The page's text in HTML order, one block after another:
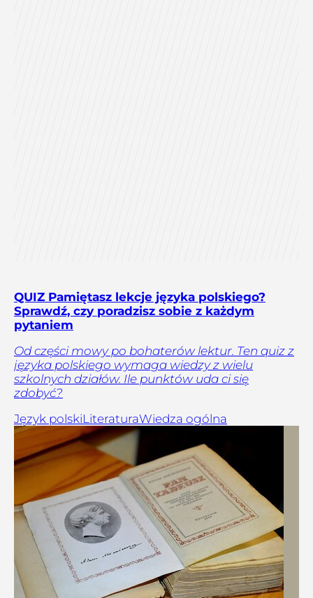
QUIZ Pamiętasz lekcje języka polskiego?
Sprawdź, czy poradzisz sobie z każdym
pytaniem
Od części mowy po bohaterów lektur. Ten quiz z
języka polskiego wymaga wiedzy z wielu
szkolnych działów. Ile punktów uda ci się
zdobyć?
Język polskiLiteraturaWiedza ogólna